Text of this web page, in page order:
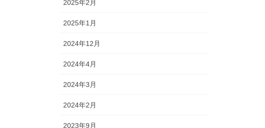
2025年2月
2025年1月
2024年12月
2024年4月
2024年3月
2024年2月
2023年9月